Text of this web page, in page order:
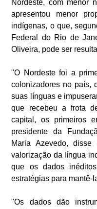
Nordeste, com menor
apresentou menor
indígenas, o que,
Federal do Rio de
Oliveira, pode ser
"O Nordeste foi a
colonizadores no país,
suas línguas e
que recebeu a frota
capital, os primeiros
presidente da
Maria Azevedo,
valorização da língua
que os dados
estratégias para mantê-
"Os dados dão